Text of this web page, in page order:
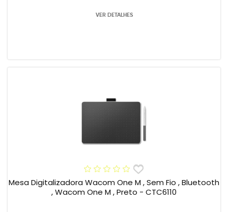
VER DETALHES
Mesa Digitalizadora Wacom One M , Sem Fio , Bluetooth
, Wacom One M , Preto - CTC6110